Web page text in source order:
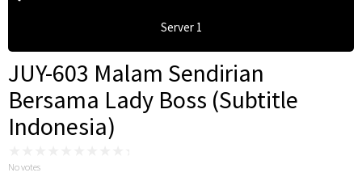
Server 1
JUY-603 Malam Sendirian
Bersama Lady Boss (Subtitle
Indonesia)
No votes